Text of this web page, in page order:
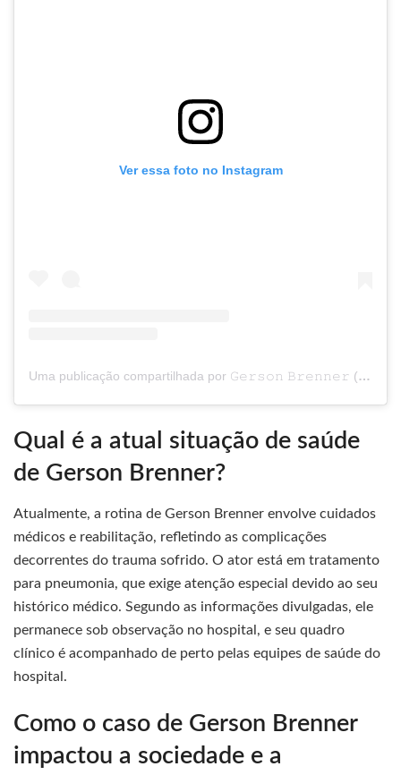
Ver essa foto no Instagram
Uma publicação compartilhada por 𝙶𝚎𝚛𝚜𝚘𝚗 𝙱𝚛𝚎𝚗𝚗𝚎𝚛 (@atorgersonbrennerfc)
Qual é a atual situação de saúde
de Gerson Brenner?
Atualmente, a rotina de Gerson Brenner envolve cuidados
médicos e reabilitação, refletindo as complicações
decorrentes do trauma sofrido. O ator está em tratamento
para pneumonia, que exige atenção especial devido ao seu
histórico médico. Segundo as informações divulgadas, ele
permanece sob observação no hospital, e seu quadro
clínico é acompanhado de perto pelas equipes de saúde do
hospital.
Como o caso de Gerson Brenner
impactou a sociedade e a